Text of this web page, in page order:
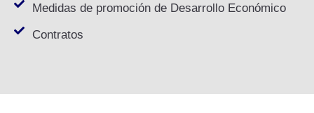
Medidas de promoción de Desarrollo Económico
Contratos